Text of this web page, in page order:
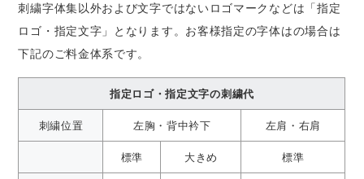
刺繍字体集以外および文字ではないロゴマークなどは「指定
ロゴ・指定文字」となります。お客様指定の字体はの場合は
下記のご料金体系です。
指定ロゴ・指定文字の刺繍代
刺繍位置 左胸・背中衿下 左肩・右肩
標準 大きめ 標準